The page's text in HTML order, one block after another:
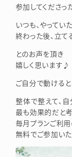
参加してくださっ
いつも、やってい
終わった後、立て
とのお声を頂き
嬉しく思います♪
ご自分で動ける
整体で整えて、
最も効果的だと
毎月プランご利
無料でご参加い